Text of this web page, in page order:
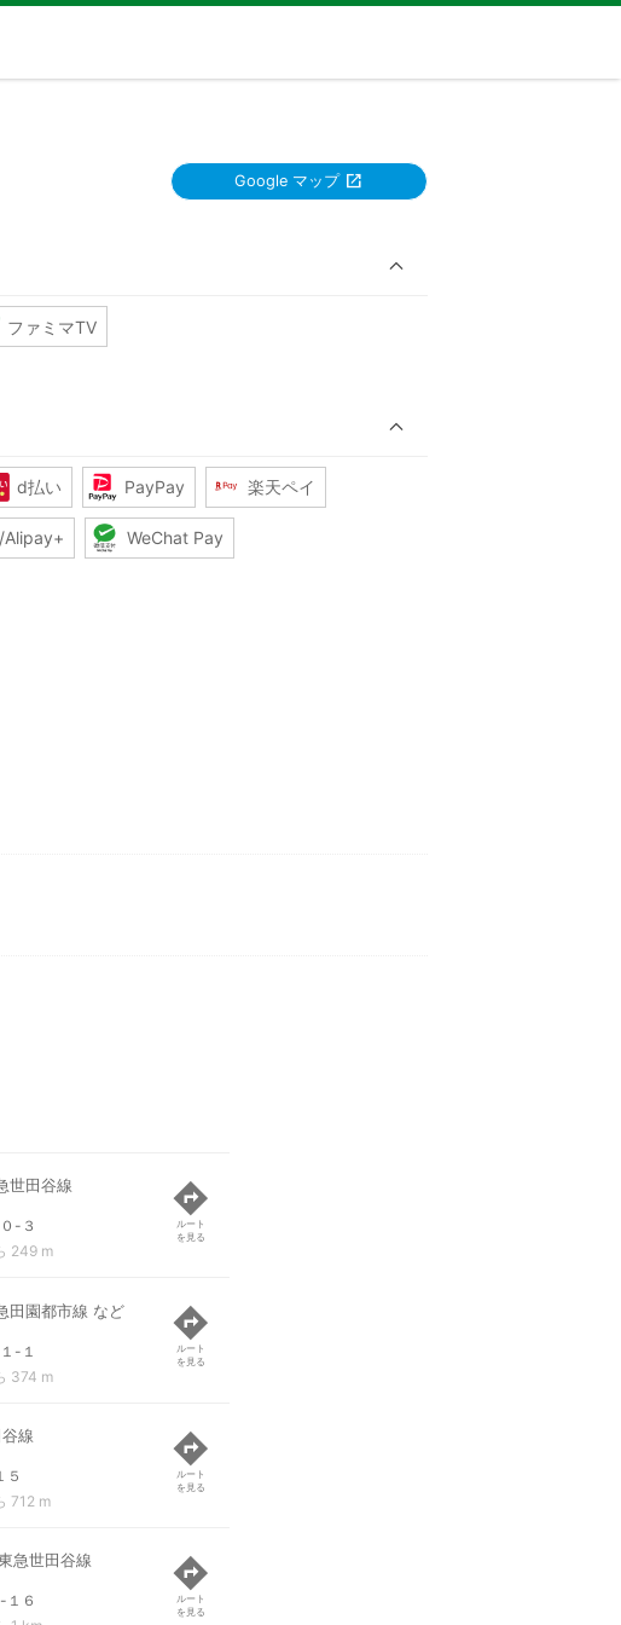
Google マップ
ファミマTV
d払い PayPay 楽天ペイ
Alipay+ WeChat Pay
世田谷線
-３
249 m
ルート
を見る
田園都市線 など
-１
374 m
ルート
を見る
線
５
712 m
ルート
を見る
急世田谷線
１６
ルート
を見る